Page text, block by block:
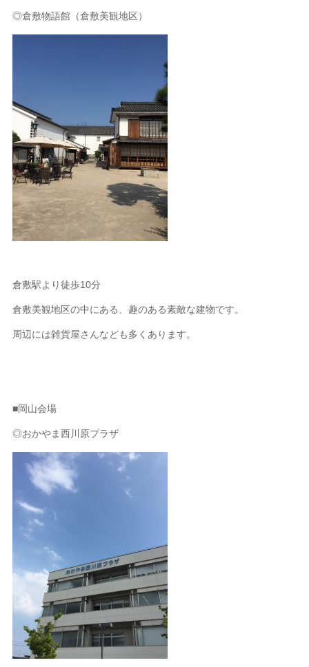
◎倉敷物語館（倉敷美観地区）
倉敷駅より徒歩10分
倉敷美観地区の中にある、趣のある素敵な建物です。
周辺には雑貨屋さんなども多くあります。
■岡山会場
◎おかやま西川原プラザ